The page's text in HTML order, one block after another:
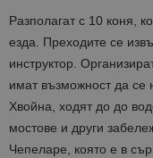
Разполагат с 10 коня,
езда. Преходите се
инструктор.
имат възможност да се
Хвойна, ходят до до
мостове и други
Чепеларе, която е в